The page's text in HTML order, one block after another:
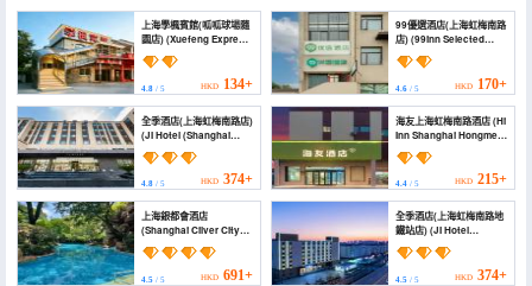
上海學楓賓館(呱呱球場隨
園店) (Xuefeng Express
Hotel)
4.8 / 5 HKD 134+
99優選酒店(上海虹梅南路
店) (99inn Selected
Hotel (Shanghai
Hongmei South Road))
4.6/ 5 HKD 170+
全季酒店(上海虹梅南路店)
(JI Hotel (Shanghai
Hongmei South Road))
4.8 / 5 HKD 374+
海友上海虹梅南路酒店 (Hi
Inn Shanghai Hongmei
South Road Hotel)
4.4/ 5 HKD 215+
上海銀都會酒店
(Shanghai Cilver City
Club Hotel)
4.5 / 5 HKD 691+
全季酒店(上海虹梅南路地
鐵站店) (JI Hotel
(Shanghai Hongmei
South Road Subway
4.5/ 5 HKD 374+